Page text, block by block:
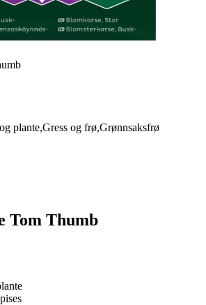
plante,Gress og frø,Grønnsaksfrø
Tom Thumb